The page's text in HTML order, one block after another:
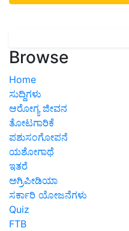
Browse
Home
ಸುದ್ದಿಗಳು
ಆರೋಗ್ಯ ಜೀವನ
ತೋಟಗಾರಿಕೆ
ಪಶುಸಂಗೋಪನೆ
ಯಶೋಗಾಥೆ
ಇತರೆ
ಅಗ್ರಿಪೀಡಿಯಾ
ಸರ್ಕಾರಿ ಯೋಜನೆಗಳು
Quiz
FTB